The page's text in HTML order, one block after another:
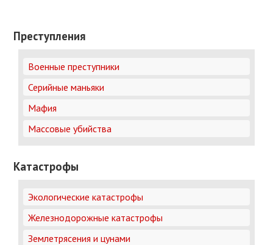
Преступления
Военные преступники
Серийные маньяки
Мафия
Массовые убийства
Катастрофы
Экологические катастрофы
Железнодорожные катастрофы
Землетрясения и цунами